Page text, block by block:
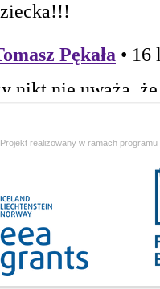
Projekt realizowany w ramach